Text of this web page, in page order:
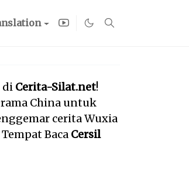
di Cerita-Silat.net!
China untuk
cerita Wuxia
Baca Cersil